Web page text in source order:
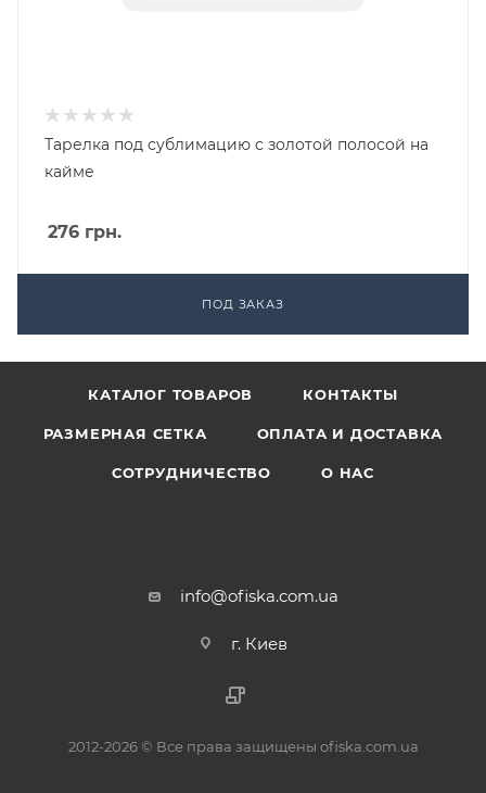
Тарелка под сублимацию с золотой полосой на
кайме
276 грн.
ПОД ЗАКАЗ
КАТАЛОГ ТОВАРОВ КОНТАКТЫ
РАЗМЕРНАЯ СЕТКА ОПЛАТА И ДОСТАВКА
СОТРУДНИЧЕСТВО О НАС
info@ofiska.com.ua
г. Киев
2012-2026 © Все права защищены ofiska.com.ua